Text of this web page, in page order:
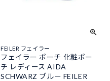
FEILER フェイラー
フェイラー ポーチ 化粧ポー
チ レディース AIDA
SCHWARZ ブルー FEILER